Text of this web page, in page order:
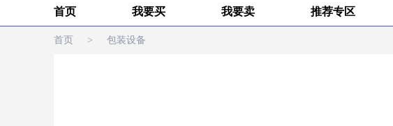
首页 我要买 我要卖 推荐专区
首页 > 包装设备